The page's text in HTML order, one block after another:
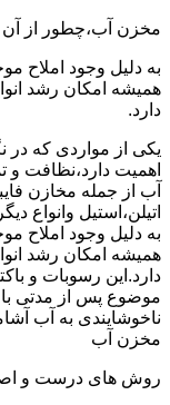
مخزن آب،چطور از آن
به دلیل وجود املاح
همیشه امکان رشد
دارد.
یکی از مواردی که
اهمیت دارد،نظافت
آب از جمله مخازن
اتیلن،استیل وانواع
به دلیل وجود املاح
همیشه امکان رشد
دارد.این رسوبات و
موضوع پس از مدتی
ناخوشایندی به آب
مخزن آب
روش های درست و